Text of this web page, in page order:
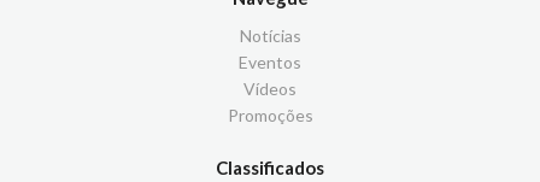
Notícias
Eventos
Vídeos
Promoções
Classificados